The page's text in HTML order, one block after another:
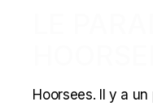
Hoorsees. Il y a